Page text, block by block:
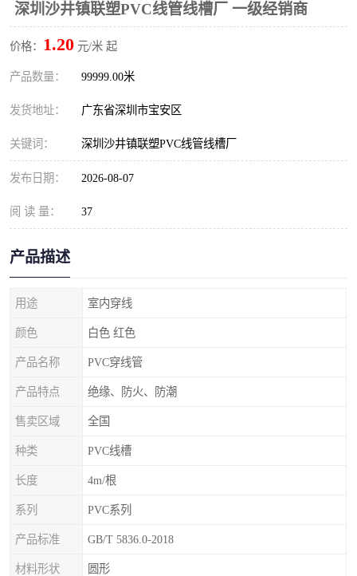
深圳沙井镇联塑PVC线管线槽厂 一级经销商
价格： 1.20 元/米 起
产品数量： 99999.00米
发货地址： 广东省深圳市宝安区
关键词： 深圳沙井镇联塑PVC线管线槽厂
发布日期： 2026-08-07
阅 读 量： 37
产品描述
用途 室内穿线
颜色 白色 红色
产品名称 PVC穿线管
产品特点 绝缘、防火、防潮
售卖区域 全国
种类 PVC线槽
长度 4m/根
系列 PVC系列
产品标准 GB/T 5836.0-2018
材料形状 圆形